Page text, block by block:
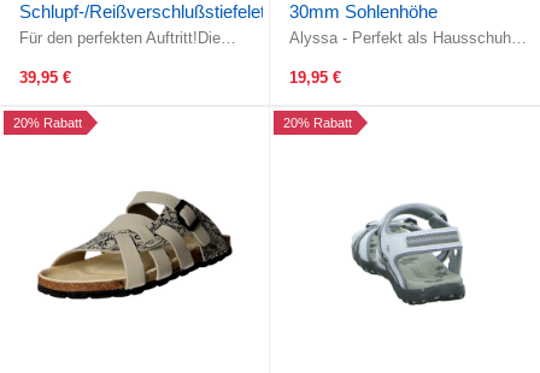
Schlupf-/Reißverschlußstiefelette
Warmfutter ab 35mm Absatz
Für den perfekten Auftritt!Die
ein modisches Highlight. ...
39,95 €
30mm Sohlenhöhe
Alyssa - Perfekt als Hausschuh
verstellbare Riemen über dem Rist
19,95 €
20% Rabatt 20% Rabatt